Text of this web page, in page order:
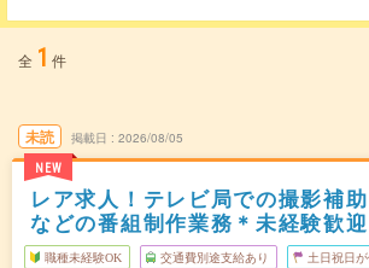
全 1 件
未読
NEW
掲載日 2026/08/05
レア求人！テレビ局での撮影補
などの番組制作業務＊未経験歓迎
職種未経験OK 交通費別途支給あり 土日祝日